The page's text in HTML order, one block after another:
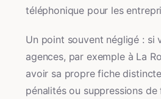
téléphonique pour les
Un point souvent négligé : si
agences, par exemple à La
avoir sa propre fiche
pénalités ou suppressions de